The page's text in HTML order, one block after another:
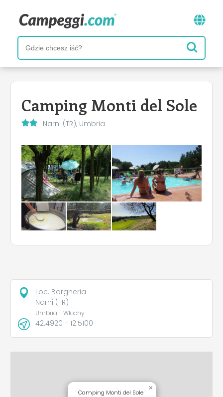
Camping Monti del Sole
Narni (TR), Umbria
Loc. Borgheria
Narni (TR)
Umbria - Włochy
42.4920 - 12.5100
Camping Monti del Sole
×